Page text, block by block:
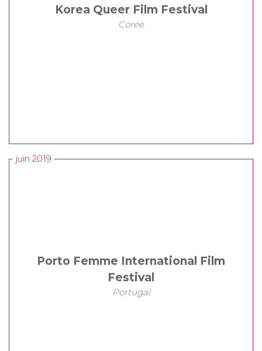
Korea Queer Film Festival
Corée
juin 2019
Porto Femme International Film
Festival
Portugal